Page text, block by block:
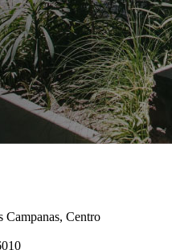
Campanas, Centro